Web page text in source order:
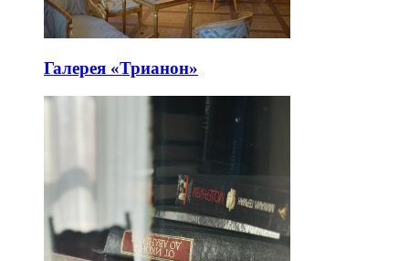
Галерея «Трианон»